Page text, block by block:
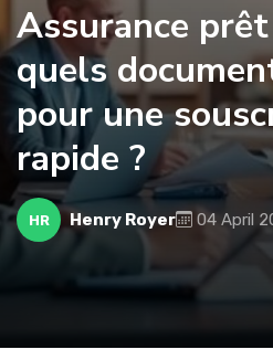
Assurance
quels
pour une
rapide ?
HR Henry Royer 04 April